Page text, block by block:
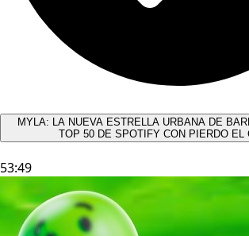
MYLA: LA NUEVA ESTRELLA URBANA DE
TOP 50 DE SPOTIFY CON PIERDO EL
53:49